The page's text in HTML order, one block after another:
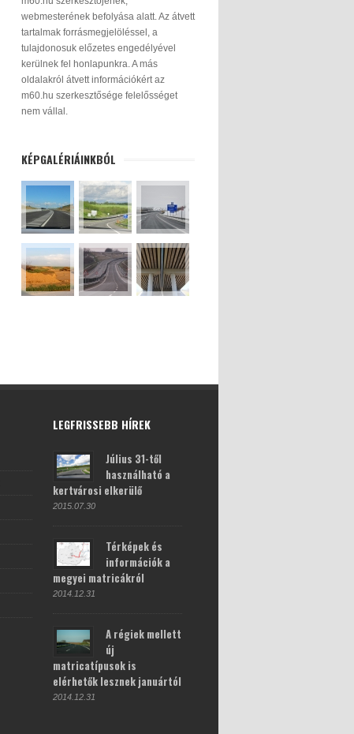
webmesterének befolyása alatt. Az átvett
tartalmak forrásmegjelöléssel, a
tulajdonosuk előzetes engedélyével
kerülnek fel honlapunkra. A más
oldalakról átvett információkért az
m60.hu szerkesztősége felelősséget
nem vállal.
KÉPGALÉRIÁINKBÓL
LEGFRISSEBB HÍREK
Július 31-től
használható a
kertvárosi elkerülő
2015.07.30
Térképek és
információk a
megyei matricákról
2014.12.31
A régiek mellett
új
matricatípusok is
elérhetők lesznek januártól
2014.12.31